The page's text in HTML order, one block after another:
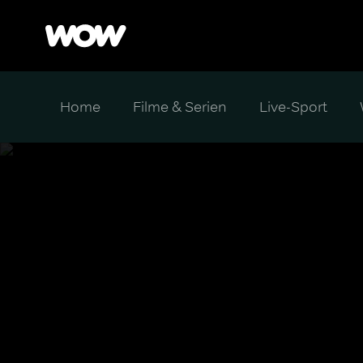
Home Filme & Serien Live-Sport